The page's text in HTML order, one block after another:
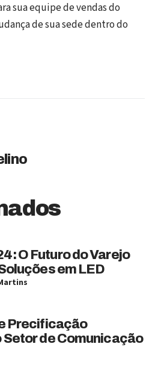
sua equipe de vendas do
de sua sede dentro do
O Futuro do Varejo
em LED
Precificação
de Comunicação